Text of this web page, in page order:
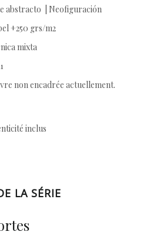
abstracto | Neofiguración
+250 grs/m2
mixta
non encadrée actuellement.
inclus
LA SÉRIE